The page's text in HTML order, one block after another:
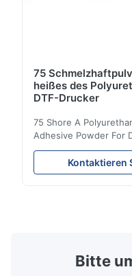
75
heißes des
DTF-Drucker
75 Shore A
Adhesive Powder For
Powder Technical
Parameters (
110-130℃ Press 0.5-
Kontaktieren
Bitte